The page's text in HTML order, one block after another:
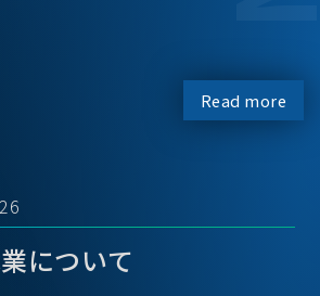
Read more
について